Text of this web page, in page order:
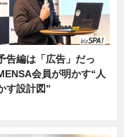
告編は「広告」だっ
会員が明かす“人
す設計図”